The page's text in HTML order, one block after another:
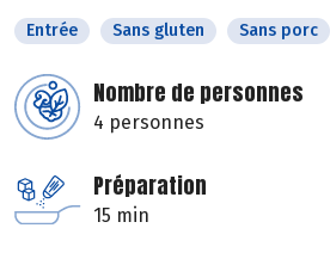
Entrée Sans gluten Sans porc
Nombre de personnes
4 personnes
Préparation
15 min